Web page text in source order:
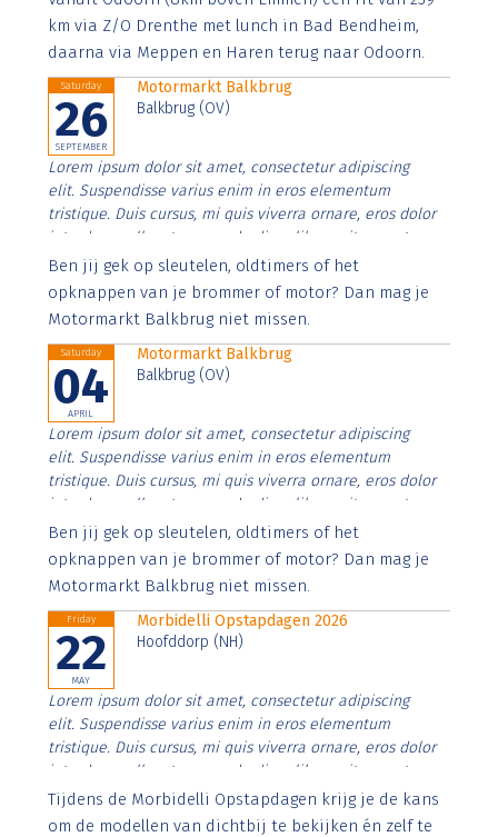
imperdiet. Nunc ut sem vitae risus tristique posuere.
km via Z/O Drenthe met lunch in Bad Bendheim,
daarna via Meppen en Haren terug naar Odoorn.
Saturday
26
SEPTEMBER
Motormarkt Balkbrug
Balkbrug (OV)
Lorem ipsum dolor sit amet, consectetur adipiscing
elit. Suspendisse varius enim in eros elementum
tristique. Duis cursus, mi quis viverra ornare, eros dolor
interdum nulla, ut commodo diam libero vitae erat.
Aenean faucibus nibh et justo cursus id rutrum lorem
imperdiet. Nunc ut sem vitae risus tristique posuere.
Ben jij gek op sleutelen, oldtimers of het
opknappen van je brommer of motor? Dan mag je
Motormarkt Balkbrug niet missen.
Saturday
04
APRIL
Motormarkt Balkbrug
Balkbrug (OV)
Lorem ipsum dolor sit amet, consectetur adipiscing
elit. Suspendisse varius enim in eros elementum
tristique. Duis cursus, mi quis viverra ornare, eros dolor
interdum nulla, ut commodo diam libero vitae erat.
Aenean faucibus nibh et justo cursus id rutrum lorem
imperdiet. Nunc ut sem vitae risus tristique posuere.
Ben jij gek op sleutelen, oldtimers of het
opknappen van je brommer of motor? Dan mag je
Motormarkt Balkbrug niet missen.
Friday
22
MAY
Morbidelli Opstapdagen 2026
Hoofddorp (NH)
Lorem ipsum dolor sit amet, consectetur adipiscing
elit. Suspendisse varius enim in eros elementum
tristique. Duis cursus, mi quis viverra ornare, eros dolor
interdum nulla, ut commodo diam libero vitae erat.
Aenean faucibus nibh et justo cursus id rutrum lorem
imperdiet. Nunc ut sem vitae risus tristique posuere.
Tijdens de Morbidelli Opstapdagen krijg je de kans
om de modellen van dichtbij te bekijken én zelf te